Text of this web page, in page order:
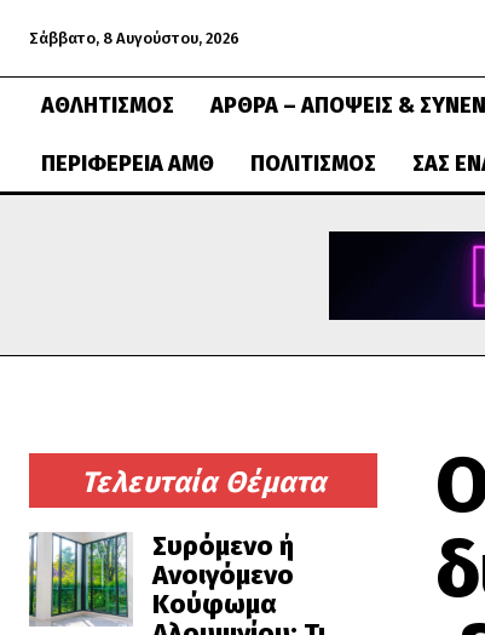
Σάββατο, 8 Αυγούστου, 2026
ΑΘΛΗΤΙΣΜΌΣ ΆΡΘΡΑ – ΑΠΌΨΕΙΣ &
ΠΕΡΙΦΈΡΕΙΑ ΑΜΘ ΠΟΛΙΤΙΣΜΌΣ ΣΑΣ
Τελευταία Θέματα
Συρόμενο ή
Ανοιγόμενο
Κούφωμα